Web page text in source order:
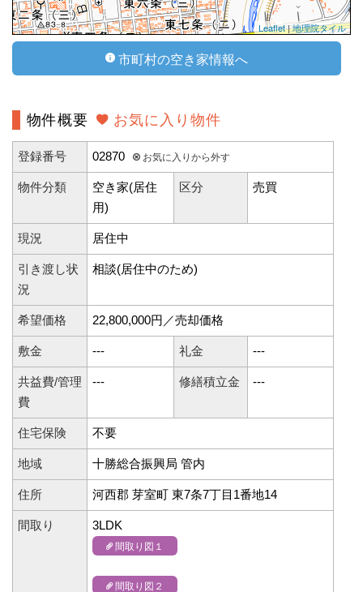
Leaflet|地理院タイル
市町村の空き家情報へ
物件概要 お気に入り物件
登録番号 02870 お気に入りから外す
物件分類
空き家(居住
用)
区分 売買
現況 居住中
引き渡し状
況
相談(居住中のため)
希望価格 22,800,000円／売却価格
敷金 --- 礼金 ---
共益費/管理
費
--- 修繕積立金 ---
住宅保険 不要
地域 十勝総合振興局 管内
住所 河西郡 芽室町 東7条7丁目1番地14
間取り 3LDK
間取り図１
間取り図２